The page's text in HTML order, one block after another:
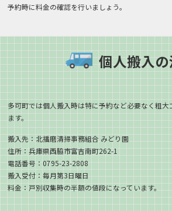
予約時に料金の確認を行いましょう。
個人搬入
多可町では個人搬入時は特に予約など必要なく粗
ます。
搬入先：北播磨清掃事務組合 みどり園
住所：兵庫県西脇市富吉南町262-1
電話番号：0795-23-2808
搬入受付：毎月第3日曜日
料金：戸別収集時の半額の値段になっています。